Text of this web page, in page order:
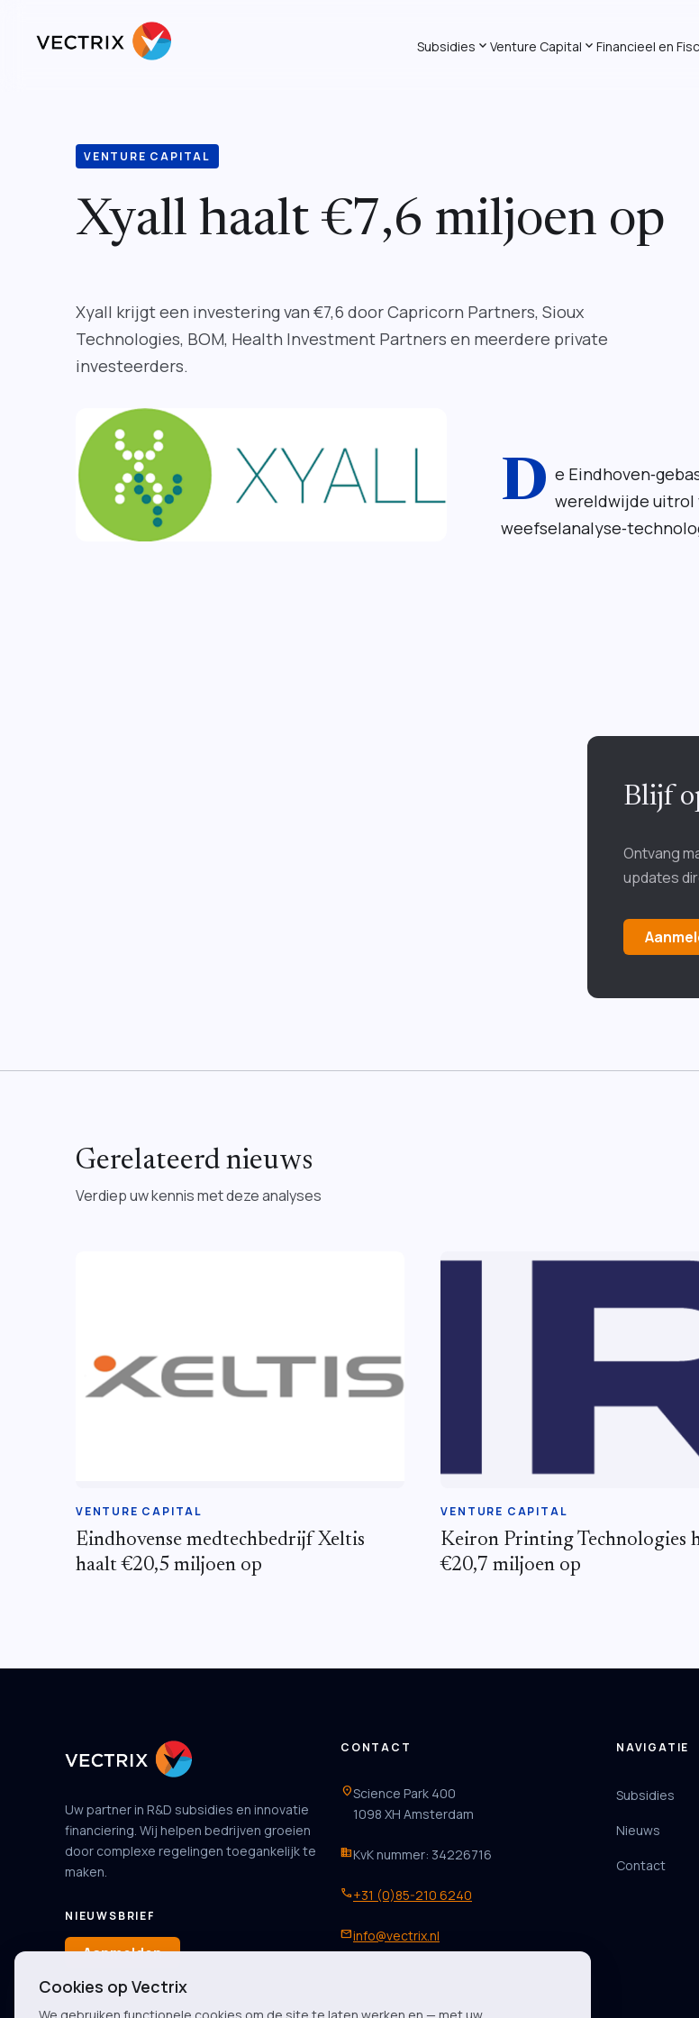
Subsidies expand_more Venture Capital expand_more Financieel en
VENTURE CAPITAL
Xyall haalt €7,6 miljoen op
Xyall krijgt een investering van €7,6 door Capricorn Partners, Sioux
Technologies, BOM, Health Investment Partners en meerdere private
investeerders.
D e
wereldwijde uitrol
Blijf
Ontvang
updates
Gerelateerd nieuws
Verdiep uw kennis met deze analyses
VENTURE CAPITAL
Eindhovense medtechbedrijf Xeltis
haalt €20,5 miljoen op
VENTURE CAPITAL
Keiron Printing Technologies
€20,7 miljoen op
Uw partner in R&D subsidies en innovatie
financiering. Wij helpen bedrijven groeien
door complexe regelingen toegankelijk te
maken.
NIEUWSBRIEF
Aanmelden
CONTACT
location_onScience Park 400
1098 XH Amsterdam
businessKvK nummer: 34226716
phone+31 (0)85-210 6240
mailinfo@vectrix.nl
NAVIGATIE
Subsidies
Nieuws
Contact
Cookies op Vectrix